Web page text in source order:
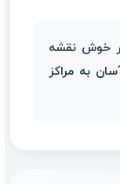
خوش نقشه
به مراکز